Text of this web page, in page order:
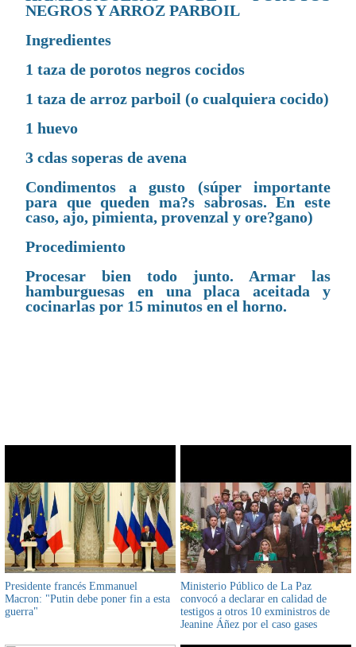
NEGROS Y ARROZ PARBOIL
Ingredientes
1 taza de porotos negros cocidos
1 taza de arroz parboil (o cualquiera cocido)
1 huevo
3 cdas soperas de avena
Condimentos a gusto (súper importante
para que queden ma?s sabrosas. En este
caso, ajo, pimienta, provenzal y ore?gano)
Procedimiento
Procesar bien todo junto. Armar las
hamburguesas en una placa aceitada y
cocinarlas por 15 minutos en el horno.
Presidente francés Emmanuel
Macron: "Putin debe poner fin a esta
guerra"
Ministerio Público de La Paz
convocó a declarar en calidad de
testigos a otros 10 exministros de
Jeanine Áñez por el caso gases